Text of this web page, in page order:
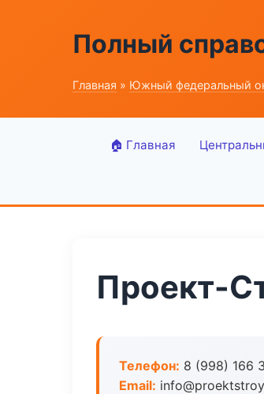
Полный
Главная » Южный федеральный
🏠 Главная
Проект-
Телефон: 8 (998) 166
Email: